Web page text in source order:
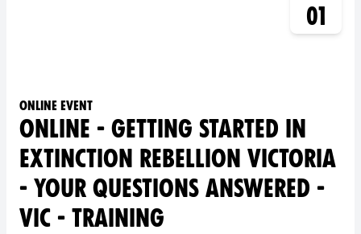
01
Online event
ONLINE - GETTING STARTED IN
EXTINCTION REBELLION VICTORIA
- YOUR QUESTIONS ANSWERED -
VIC - TRAINING